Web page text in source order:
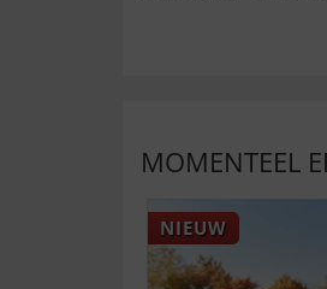
MOMENTEEL
NIEUW